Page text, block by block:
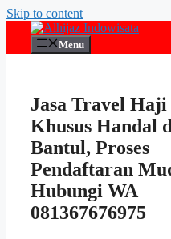
Skip to content
Menu
Jasa Travel Haji
Khusus Handal
Bantul, Proses
Pendaftaran
Hubungi WA
081367676975